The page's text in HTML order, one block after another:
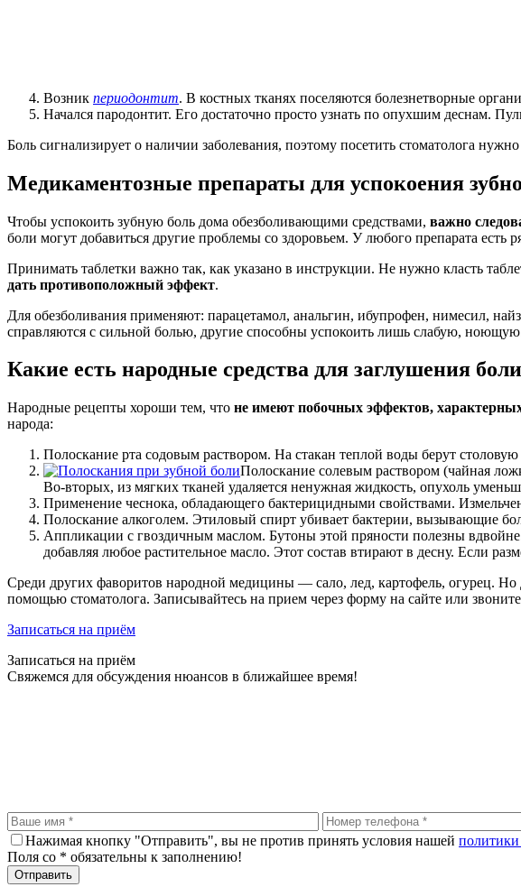
Возник периодонтит. В костных тканях поселяются болезнетворные
Начался пародонтит. Его достаточно просто узнать по опухшим деснам.
Боль сигнализирует о наличии заболевания, поэтому посетить стоматолога
Медикаментозные препараты для успокоения
Чтобы успокоить зубную боль дома обезболивающими средствами, важно
боли могут добавиться другие проблемы со здоровьем. У любого препарата есть
Принимать таблетки важно так, как указано в инструкции. Не нужно класть
дать противоположный эффект.
Для обезболивания применяют: парацетамол, анальгин, ибупрофен, нимесил,
справляются с сильной болью, другие способны успокоить лишь слабую,
Какие есть народные средства для заглушения боли
Народные рецепты хороши тем, что не имеют побочных эффектов,
народа:
Полоскание рта содовым раствором. На стакан теплой воды берут
Полоскание солевым раствором (чайная
Во-вторых, из мягких тканей удаляется ненужная жидкость, опухоль
Применение чеснока, обладающего бактерицидными свойствами.
Полоскание алкоголем. Этиловый спирт убивает бактерии, вызывающие
Аппликации с гвоздичным маслом. Бутоны этой пряности полезны
добавляя любое растительное масло. Этот состав втирают в десну. Если
Среди других фаворитов народной медицины — сало, лед, картофель, огурец. Но
помощью стоматолога. Записывайтесь на прием через форму на сайте или
Записаться на приём
Записаться на приём
Свяжемся для обсуждения нюансов в ближайшее время!
Нажимая кнопку "Отправить", вы не против принять условия нашей
Поля со * обязательны к заполнению!